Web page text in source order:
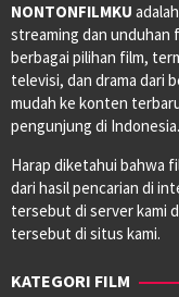
NONTONFILMKU
streaming dan unduhan
berbagai pilihan film,
televisi, dan drama dari
mudah ke konten
pengunjung di Indonesia.
Harap diketahui bahwa
dari hasil pencarian di
tersebut di server kami
tersebut di situs kami.
KATEGORI FILM